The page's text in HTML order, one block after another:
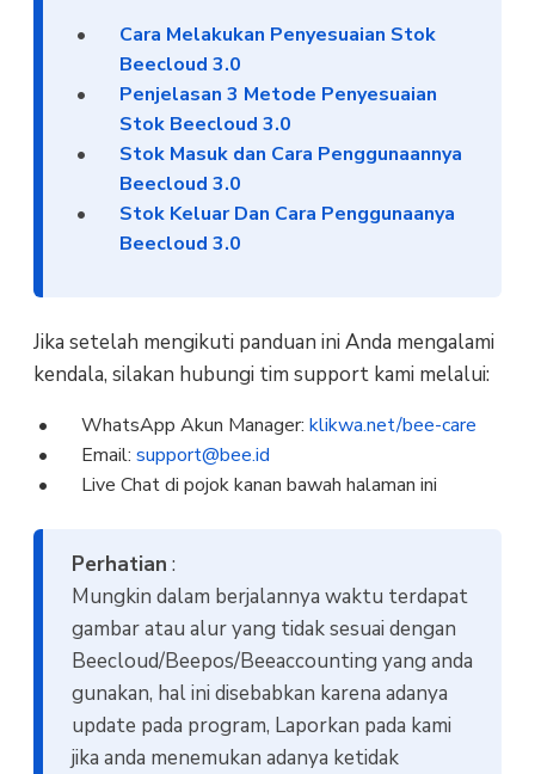
Cara Melakukan Penyesuaian Stok
Beecloud 3.0
Penjelasan 3 Metode Penyesuaian
Stok Beecloud 3.0
Stok Masuk dan Cara Penggunaannya
Beecloud 3.0
Stok Keluar Dan Cara Penggunaanya
Beecloud 3.0
Jika setelah mengikuti panduan ini Anda mengalami
kendala, silakan hubungi tim support kami melalui:
WhatsApp Akun Manager: klikwa.net/bee-care
Email: support@bee.id
Live Chat di pojok kanan bawah halaman ini
Perhatian :
Mungkin dalam berjalannya waktu terdapat
gambar atau alur yang tidak sesuai dengan
Beecloud/Beepos/Beeaccounting yang anda
gunakan, hal ini disebabkan karena adanya
update pada program, Laporkan pada kami
jika anda menemukan adanya ketidak